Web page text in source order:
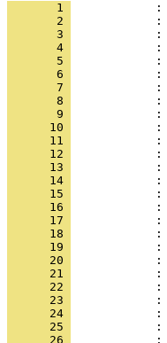
       1
:
       2
       3
       4
       5
       6
       7
       8
       9
      10
      11
      12
      13
      14
      15
      16
      17
      18
      19
      20
      21
      22
      23
      24
      25
      26